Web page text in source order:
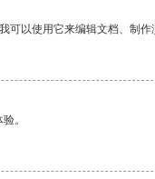
以使用它来编辑文档、制作
。